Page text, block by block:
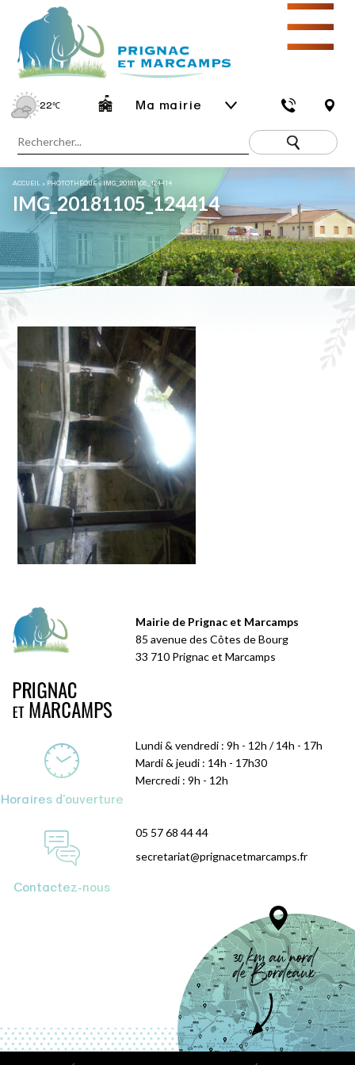
22℃ Ma mairie
☰
ACCUEIL » PHOTOTHÈQUE»IMG_20181105_124414
IMG_20181105_124414
Mairie de Prignac et Marcamps
85 avenue des Côtes de Bourg
33 710 Prignac et Marcamps
Horaires d'ouverture
Lundi & vendredi : 9h - 12h / 14h - 17h
Mardi & jeudi : 14h - 17h30
Mercredi : 9h - 12h
Contactez-nous
05 57 68 44 44
secretariat@prignacetmarcamps.fr